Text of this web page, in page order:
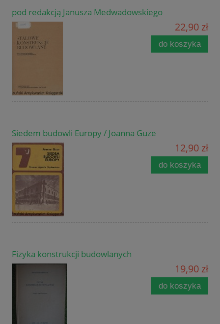
pod redakcją Janusza Medwadowskiego
22,90 zł
do koszyka
Siedem budowli Europy / Joanna Guze
12,90 zł
do koszyka
Fizyka konstrukcji budowlanych
19,90 zł
do koszyka